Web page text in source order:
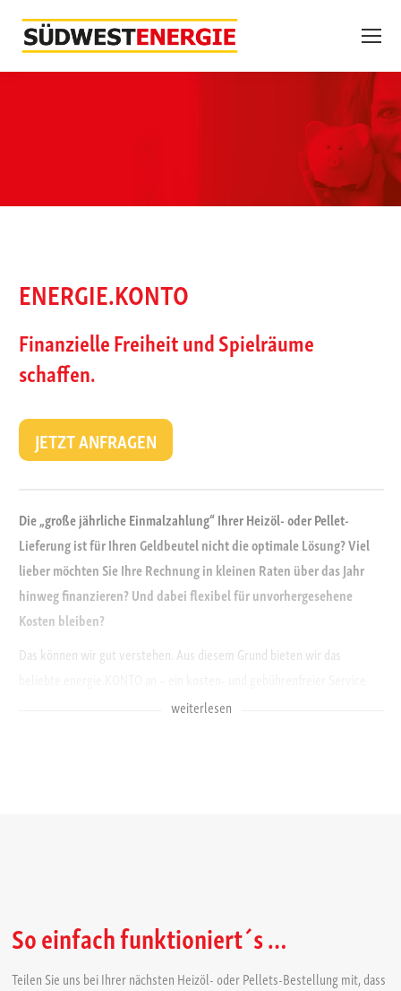
ENERGIE.KONTO
Finanzielle Freiheit und Spielräume
schaffen.
JETZT ANFRAGEN
Die „große jährliche Einmalzahlung“ Ihrer Heizöl- oder Pellet-
Lieferung ist für Ihren Geldbeutel nicht die optimale Lösung? Viel
lieber möchten Sie Ihre Rechnung in kleinen Raten über das Jahr
hinweg finanzieren? Und dabei flexibel für unvorhergesehene
Kosten bleiben?
Das können wir gut verstehen. Aus diesem Grund bieten wir das
unseres Hauses. Das Südwestenergie energie.KONTO ermöglicht es,
weiterlesen
So einfach funktioniert´s …
Teilen Sie uns bei Ihrer nächsten Heizöl- oder Pellets-Bestellung mit, dass